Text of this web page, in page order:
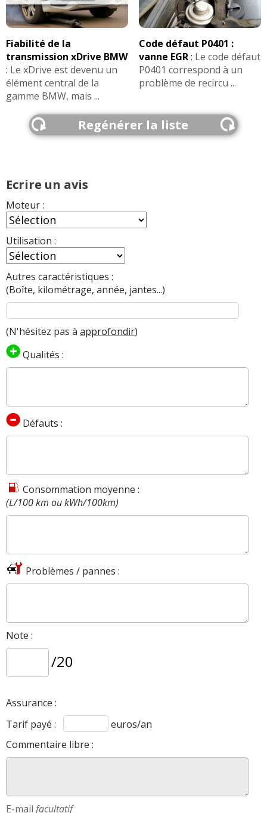
Fiabilité de la
transmission xDrive BMW
: Le xDrive est devenu un
élément central de la
gamme BMW, mais ...
Code défaut P0401 :
vanne EGR: Le code défaut
P0401 correspond à un
problème de recircu ...
Regénérer la liste
Ecrire un avis
Moteur :
Utilisation :
Autres caractéristiques :
(Boîte, kilométrage, année, jantes...)
(N'hésitez pas à approfondir)
Qualités :
Défauts :
Consommation moyenne :
(L/100 km ou kWh/100km)
Problèmes / pannes :
Note :
/20
Assurance :
Tarif payé :
euros/an
Commentaire libre :
E-mail facultatif